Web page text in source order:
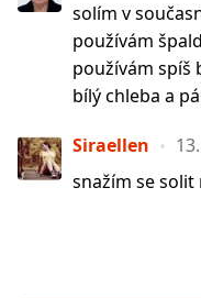
solím v
používám
používám spíš
bílý chleba a
Siraellen
snažím se